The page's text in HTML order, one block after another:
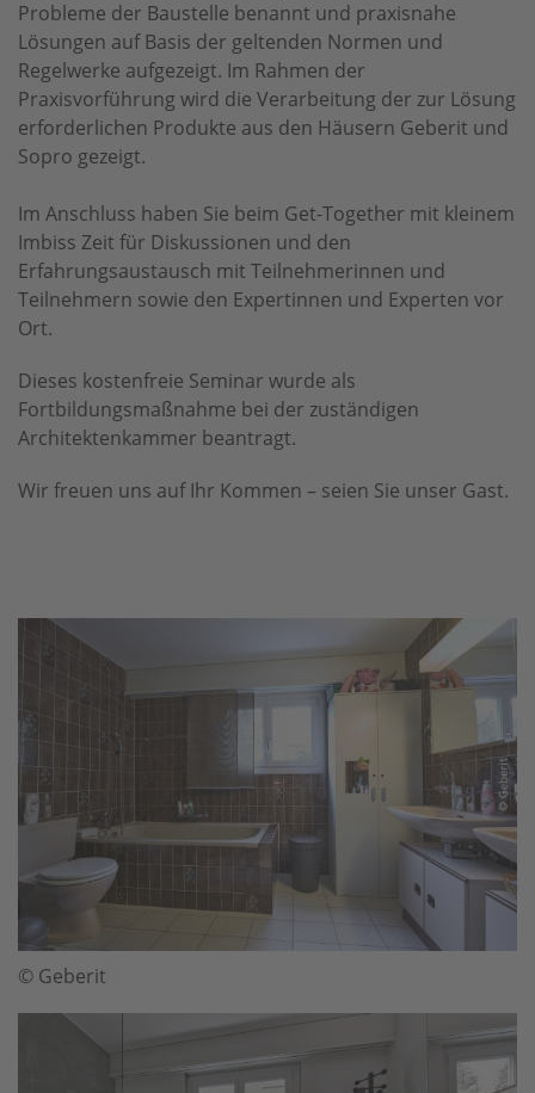
Probleme der Baustelle benannt und praxisnahe
Lösungen auf Basis der geltenden Normen und
Regelwerke aufgezeigt. Im Rahmen der
Praxisvorführung wird die Verarbeitung der zur Lösung
erforderlichen Produkte aus den Häusern Geberit und
Sopro gezeigt.
Im Anschluss haben Sie beim Get-Together mit kleinem
Imbiss Zeit für Diskussionen und den
Erfahrungsaustausch mit Teilnehmerinnen und
Teilnehmern sowie den Expertinnen und Experten vor
Ort.
Dieses kostenfreie Seminar wurde als
Fortbildungsmaßnahme bei der zuständigen
Architektenkammer beantragt.
Wir freuen uns auf Ihr Kommen – seien Sie unser Gast.
© Geberit